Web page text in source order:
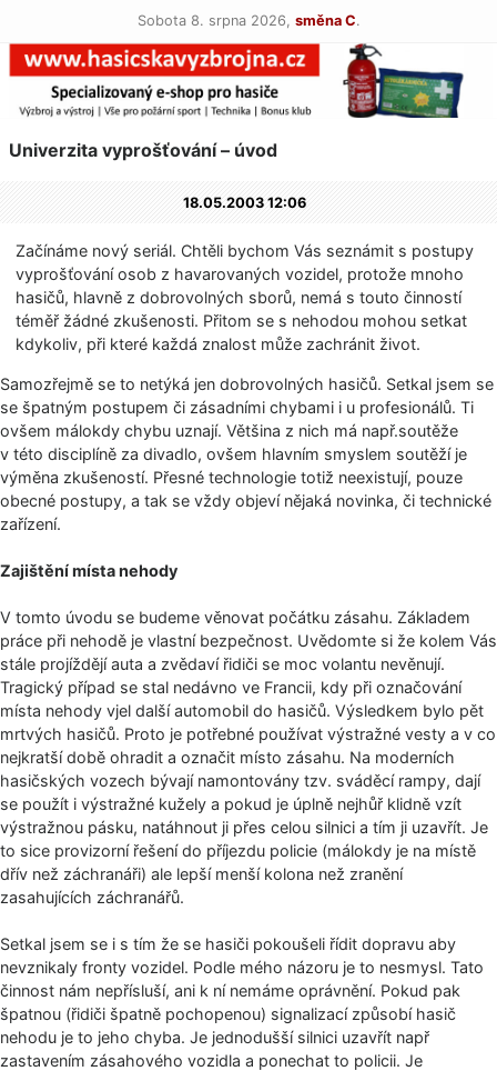
Sobota 8. srpna 2026, směna C.
Univerzita vyprošťování – úvod
18.05.2003 12:06
Začínáme nový seriál. Chtěli bychom Vás seznámit s postupy
vyprošťování osob z havarovaných vozidel, protože mnoho
hasičů, hlavně z dobrovolných sborů, nemá s touto činností
téměř žádné zkušenosti. Přitom se s nehodou mohou setkat
kdykoliv, při které každá znalost může zachránit život.
Samozřejmě se to netýká jen dobrovolných hasičů. Setkal jsem se
se špatným postupem či zásadními chybami i u profesionálů. Ti
ovšem málokdy chybu uznají. Většina z nich má např.soutěže
v této disciplíně za divadlo, ovšem hlavním smyslem soutěží je
výměna zkušeností. Přesné technologie totiž neexistují, pouze
obecné postupy, a tak se vždy objeví nějaká novinka, či technické
zařízení.
Zajištění místa nehody
V tomto úvodu se budeme věnovat počátku zásahu. Základem
práce při nehodě je vlastní bezpečnost. Uvědomte si že kolem Vás
stále projíždějí auta a zvědaví řidiči se moc volantu nevěnují.
Tragický případ se stal nedávno ve Francii, kdy při označování
místa nehody vjel další automobil do hasičů. Výsledkem bylo pět
mrtvých hasičů. Proto je potřebné používat výstražné vesty a v co
nejkratší době ohradit a označit místo zásahu. Na moderních
hasičských vozech bývají namontovány tzv. sváděcí rampy, dají
se použít i výstražné kužely a pokud je úplně nejhůř klidně vzít
výstražnou pásku, natáhnout ji přes celou silnici a tím ji uzavřít. Je
to sice provizorní řešení do příjezdu policie (málokdy je na místě
dřív než záchranáři) ale lepší menší kolona než zranění
zasahujících záchranářů.
Setkal jsem se i s tím že se hasiči pokoušeli řídit dopravu aby
nevznikaly fronty vozidel. Podle mého názoru je to nesmysl. Tato
činnost nám nepřísluší, ani k ní nemáme oprávnění. Pokud pak
špatnou (řidiči špatně pochopenou) signalizací způsobí hasič
nehodu je to jeho chyba. Je jednodušší silnici uzavřít např
zastavením zásahového vozidla a ponechat to policii. Je